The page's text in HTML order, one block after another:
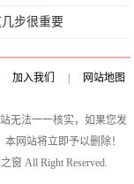
步很重要
加入我们
网站地图
无法一一核实，如果您发
网站将立即予以删除！
窗 All Right Reserved.